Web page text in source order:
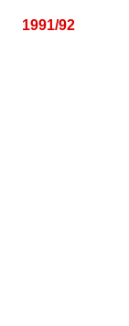
1991/92